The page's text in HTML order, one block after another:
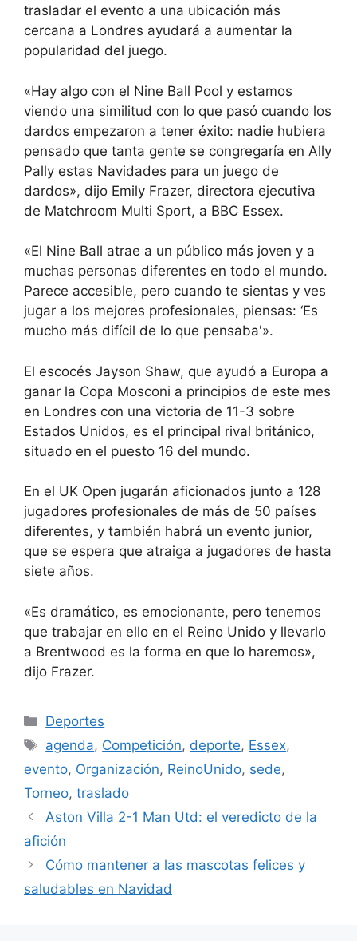
trasladar el evento a una ubicación más
cercana a Londres ayudará a aumentar la
popularidad del juego.
«Hay algo con el Nine Ball Pool y estamos
viendo una similitud con lo que pasó cuando los
dardos empezaron a tener éxito: nadie hubiera
pensado que tanta gente se congregaría en Ally
Pally estas Navidades para un juego de
dardos», dijo Emily Frazer, directora ejecutiva
de Matchroom Multi Sport, a BBC Essex.
«El Nine Ball atrae a un público más joven y a
muchas personas diferentes en todo el mundo.
Parece accesible, pero cuando te sientas y ves
jugar a los mejores profesionales, piensas: ‘Es
mucho más difícil de lo que pensaba'».
El escocés Jayson Shaw, que ayudó a Europa a
ganar la Copa Mosconi a principios de este mes
en Londres con una victoria de 11-3 sobre
Estados Unidos, es el principal rival británico,
situado en el puesto 16 del mundo.
En el UK Open jugarán aficionados junto a 128
jugadores profesionales de más de 50 países
diferentes, y también habrá un evento junior,
que se espera que atraiga a jugadores de hasta
siete años.
«Es dramático, es emocionante, pero tenemos
que trabajar en ello en el Reino Unido y llevarlo
a Brentwood es la forma en que lo haremos»,
dijo Frazer.
Categorías
Deportes
Etiquetas
agenda, Competición, deporte, Essex,
evento, Organización, ReinoUnido, sede,
Torneo, traslado
Aston Villa 2-1 Man Utd: el veredicto de la
afición
Cómo mantener a las mascotas felices y
saludables en Navidad